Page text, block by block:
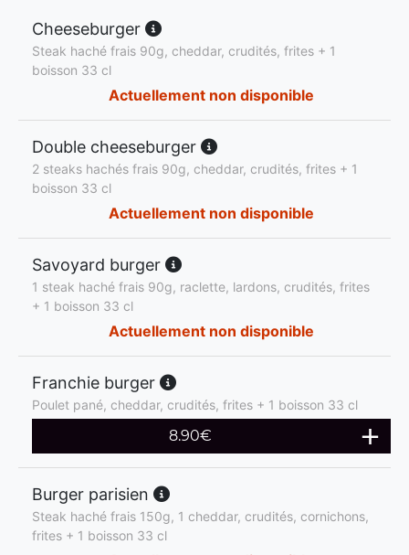
Cheeseburger
Steak haché frais 90g, cheddar, crudités, frites + 1
boisson 33 cl
Actuellement non disponible
Double cheeseburger
2 steaks hachés frais 90g, cheddar, crudités, frites + 1
boisson 33 cl
Actuellement non disponible
Savoyard burger
1 steak haché frais 90g, raclette, lardons, crudités, frites
+ 1 boisson 33 cl
Actuellement non disponible
Franchie burger
Poulet pané, cheddar, crudités, frites + 1 boisson 33 cl
8.90€
Burger parisien
Steak haché frais 150g, 1 cheddar, crudités, cornichons,
frites + 1 boisson 33 cl